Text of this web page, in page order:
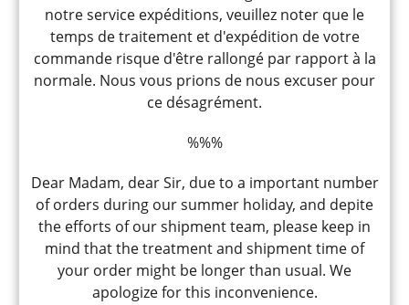
TUBE
"YOUKI"
75G
GOCHUJANG BR.RICE RED
PEPPER PASTE « DAESANG » 170G
Pâte de piment rouge coréenne
Gochujang mi-fort au piment rouge et
100% riz complet, goût rustique et plus
notre service expéditions, veuillez noter que le
temps de traitement et d'expédition de votre
commande risque d'être rallongé par rapport à la
normale. Nous vous prions de nous excuser pour
ce désagrément.
%%%
Dear Madam, dear Sir, due to a important number
of orders during our summer holiday, and depite
the efforts of our shipment team, please keep in
mind that the treatment and shipment time of
your order might be longer than usual. We
apologize for this inconvenience.